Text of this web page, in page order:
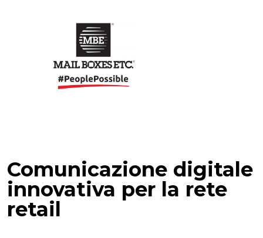
Comunicazione digitale
innovativa per la rete
retail